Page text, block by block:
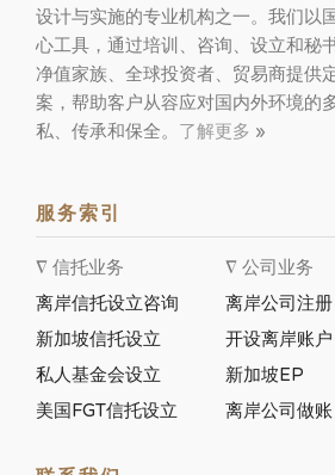
设计与实施的专业机构之一。我们以
心工具，通过培训、咨询、设立和秘
净值家族、全球投资者、贸易商提供
案，帮助客户从容应对国内外环境的
私、传承和保全。 了解更多 »
服务索引
∇ 信托业务
离岸信托设立咨询
新加坡信托设立
私人基金会设立
美国FGT信托设立
∇ 公司业务
离岸公司注册
开设离岸账户
新加坡EP
离岸公司做账